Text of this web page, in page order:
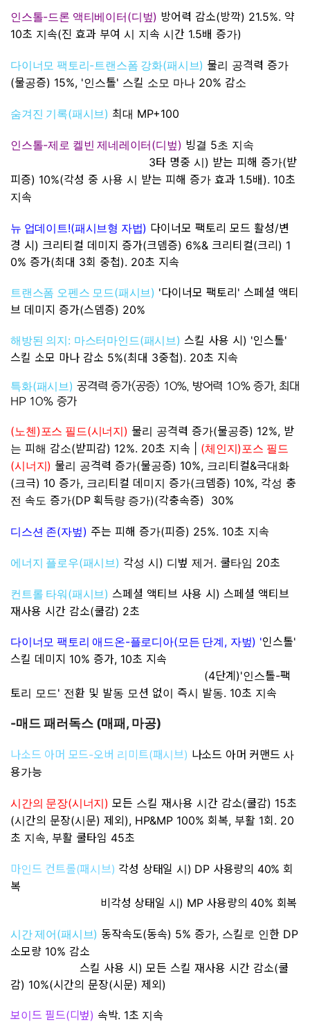
인스톨-드론 액티베이터 (디벞) 방어력 감소(방깍) 21.5%. 약
10초 지속(진 효과 부여 시 지속 시간 1.5배 증가)
다이너모 팩토리 -트랜스폼 강화(패시브) 물리 공격력 증가
(물공증) 15%, '인스톨' 스킬 소모 마나 20% 감소
숨겨진 기록(패시브 ) 최대 MP+100
인스톨-제로 켈빈 제네레이터 (디벞) 빙결 5초 지속
3타 명중 시) 받는 피해 증가(받
피증) 10%(각성 중 사용 시 받는 피해 증가 효과 1.5배). 10초
지속
뉴 업데이트!(패시브형 자법) 다이너모 팩토리 모드 활성/변
경 시) 크리티컬 데미지 증가(크뎀증) 6%& 크리티컬(크리) 1
0% 증가(최대 3회 중첩). 20초 지속
트랜스폼 오펜스 모드(패시브 ) '다이너모 팩토리' 스페셜 액티
브 데미지 증가(스뎀증) 20%
해방된 의지 : 마스터마인드(패시브 )스킬 사용 시) '인스톨'
스킬 소모 마나 감소 5%(최대 3중첩). 20초 지속
특화(패시브 )공격력 증가(공증) 10%, 방어력 10% 증가, 최대
HP 10% 증가
(노첸 ) 포스 필드(시너지 ) 물리 공격력 증가(물공증) 12%, 받
는 피해 감소(받피감) 12%. 20초 지속
(체인지 ) 포스 필드
(시너지 ) 물리 공격력 증가(물공증) 10%, 크리티컬&극대화
(크극) 10 증가, 크리티컬 데미지 증가(크뎀증) 10%, 각성 충
전 속도 증가(DP 획득량 증가)(각충속증) 30%
디스션 존(자벞) 주는 피해 증가(피증) 25%. 10초 지속
에너지 플로우(패시브 ) 각성 시) 디벞 제거. 쿨타임 20초
컨트롤 타워 (패시브 )스페셜 액티브 사용 시) 스페셜 액티브
재사용 시간 감소(쿨감) 2초
다이너모 팩토리 애드온-플로디아( 모든 단계 , 자벞) '인스톨'
스킬 데미지 10% 증가, 10초 지속
(4단계)'인스톨-팩
토리 모드' 전환 및 발동 모션 없이 즉시 발동. 10초 지속
-매드 패러독스 (매패 , 마공)
나소드 아머 모드-오버 리미트(패시브) 나소드 아머 커맨드 사
용가능
시간의 문장(시너지 )모든 스킬 재사용 시간 감소(쿨감) 15초
(시간의 문장(시문) 제외), HP&MP 100% 회복, 부활 1회. 20
초 지속, 부활 쿨타임 45초
마인드 컨트롤(패시브) 각성 상태일 시) DP 사용량의 40% 회
복
비 각성 상태일 시) MP 사용량의 40% 회복
시간 제어 (패시브) 동작속도(동속) 5% 증가, 스킬로 인한 DP
소모량 10% 감소
스킬 사용 시) 모든 스킬 재사용 시간 감소(쿨
감) 10%(시간의 문장(시문) 제외)
보이드 필드(디벞) 속박. 1초 지속